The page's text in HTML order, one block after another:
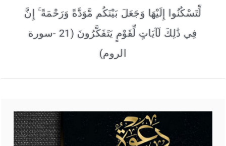
لِّتَسْكُنُوا إِلَيْهَا وَجَعَلَ بَيْنَكُم مَّوَدَّةً وَرَحْمَةً ۚ إِنَّ
فِي ذَٰلِكَ لَآيَاتٍ لِّقَوْمٍ يَتَفَكَّرُونَ (21 -سورة
الروم)